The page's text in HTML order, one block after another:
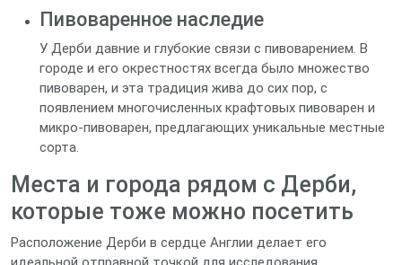
Пивоваренное наследие
У Дерби давние и глубокие связи с пивоварением. В
городе и его окрестностях всегда было множество
пивоварен, и эта традиция жива до сих пор, с
появлением многочисленных крафтовых пивоварен и
микро-пивоварен, предлагающих уникальные местные
сорта.
Места и города рядом с Дерби,
которые тоже можно посетить
Расположение Дерби в сердце Англии делает его